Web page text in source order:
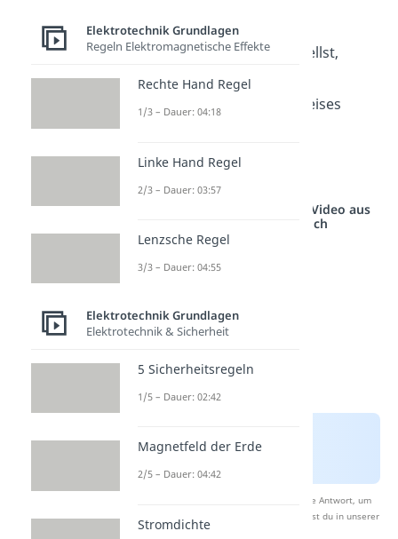
Wenn du die Formel umstellst,
kannst du damit auch die
Stromstärkedes Stromkreises
Studyflix vernetzt: Hier ein Video aus
einem anderen Bereich
Nach Beantwortung speichern wir deine Antwort, um
Studyflix zu verbessern. Mehr dazu erfährst du in unserer
Datenschutzerklärung
Elektrotechnik Grundlagen
Regeln Elektromagnetische Effekte
Rechte Hand Regel
1/3 – Dauer: 04:18
Linke Hand Regel
2/3 – Dauer: 03:57
Lenzsche Regel
3/3 – Dauer: 04:55
Elektrotechnik Grundlagen
Elektrotechnik & Sicherheit
5 Sicherheitsregeln
1/5 – Dauer: 02:42
Magnetfeld der Erde
2/5 – Dauer: 04:42
Stromdichte